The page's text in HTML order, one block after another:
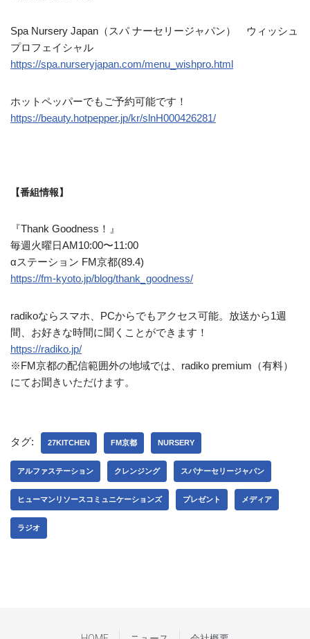
Spa Nursery Japan（スパ ナーセリージャパン） ウィッシュ
プロフェイシャル
https://spa.nurseryjapan.com/menu_wishpro.html
ホットペッパーでもご予約可能です！
https://beauty.hotpepper.jp/kr/slnH000426281/
【番組情報】
『Thank Goodness！』
毎週火曜日AM10:00〜11:00
αステーション FM京都(89.4)
https://fm-kyoto.jp/blog/thank_goodness/
radikoならスマホ、PCからでもアクセス可能。放送から1週
間、お好きな時間に聞くことができます！
https://radiko.jp/
※FM京都の配信範囲外の地域では、radiko premium（有料）
にてお聞きいただけます。
タグ: 27KITCHEN FM京都 NURSERY
アルファステーション クレンジング スパナーセリージャパン
ヒューマンリソースコミュニケーションズ プレゼント メディア
ラジオ